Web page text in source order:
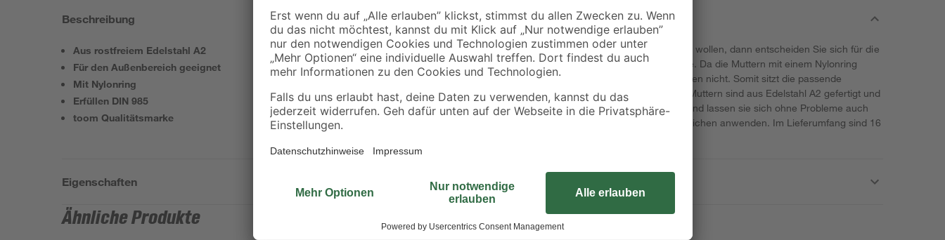
Beschreibung
Aus rostfreiem Edelstahl A2
Für den Außenbereich geeignet
Mit Nylonring
Erfüllen DIN 985
toom Qualitätsmarke
Wenn Sie eine Verbindung besonders fest halten wollen, dann entscheiden Sie sich für die
Sicherungsmuttern unserer toom Qualitätsmarke. Da die Muttern mit einem Nylonring
versehen sind, lösen sie sich selbst bei Vibrationen nicht. Somit sitzt die passende
Schraube mit M3-Gewinde besonders fest. Die Muttern sind aus Edelstahl A2 gefertigt und
somit sehr korrosionsbeständig. Dementsprechend lassen sie sich ohne Probleme auch
bei Projekten im Außenbereich oder in Nassbereichen anwenden. Im Lieferumfang sind 16
Eigenschaften
Ähnliche Produkte